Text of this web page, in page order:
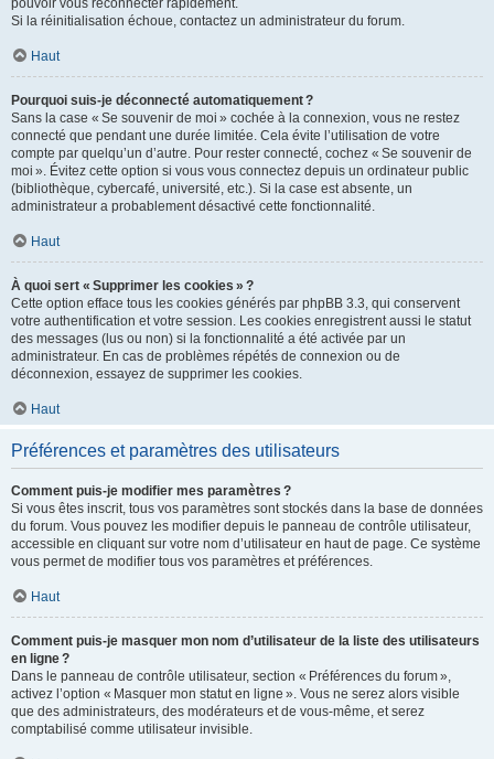
pouvoir vous reconnecter rapidement.
Si la réinitialisation échoue, contactez un administrateur du forum.
Haut
Pourquoi suis-je déconnecté automatiquement ?
Sans la case « Se souvenir de moi » cochée à la connexion, vous ne restez
connecté que pendant une durée limitée. Cela évite l’utilisation de votre
compte par quelqu’un d’autre. Pour rester connecté, cochez « Se souvenir de
moi ». Évitez cette option si vous vous connectez depuis un ordinateur public
(bibliothèque, cybercafé, université, etc.). Si la case est absente, un
administrateur a probablement désactivé cette fonctionnalité.
Haut
À quoi sert « Supprimer les cookies » ?
Cette option efface tous les cookies générés par phpBB 3.3, qui conservent
votre authentification et votre session. Les cookies enregistrent aussi le statut
des messages (lus ou non) si la fonctionnalité a été activée par un
administrateur. En cas de problèmes répétés de connexion ou de
déconnexion, essayez de supprimer les cookies.
Haut
Préférences et paramètres des utilisateurs
Comment puis-je modifier mes paramètres ?
Si vous êtes inscrit, tous vos paramètres sont stockés dans la base de données
du forum. Vous pouvez les modifier depuis le panneau de contrôle utilisateur,
accessible en cliquant sur votre nom d’utilisateur en haut de page. Ce système
vous permet de modifier tous vos paramètres et préférences.
Haut
Comment puis-je masquer mon nom d’utilisateur de la liste des utilisateurs
en ligne ?
Dans le panneau de contrôle utilisateur, section « Préférences du forum »,
activez l’option « Masquer mon statut en ligne ». Vous ne serez alors visible
que des administrateurs, des modérateurs et de vous-même, et serez
comptabilisé comme utilisateur invisible.